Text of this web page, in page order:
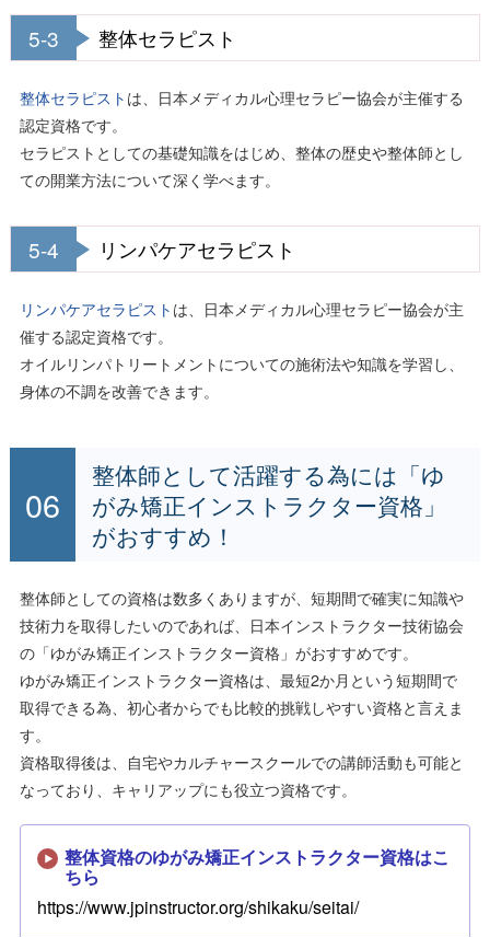
5-3 整体セラピスト
整体セラピストは、日本メディカル心理セラピー協会が主催する
認定資格です。
セラピストとしての基礎知識をはじめ、整体の歴史や整体師とし
ての開業方法について深く学べます。
5-4 リンパケアセラピスト
リンパケアセラピストは、日本メディカル心理セラピー協会が主
催する認定資格です。
オイルリンパトリートメントについての施術法や知識を学習し、
身体の不調を改善できます。
整体師として活躍する為には「ゆ
がみ矯正インストラクター資格」
がおすすめ！
整体師としての資格は数多くありますが、短期間で確実に知識や
技術力を取得したいのであれば、日本インストラクター技術協会
の「ゆがみ矯正インストラクター資格」がおすすめです。
ゆがみ矯正インストラクター資格は、最短2か月という短期間で
取得できる為、初心者からでも比較的挑戦しやすい資格と言えま
す。
資格取得後は、自宅やカルチャースクールでの講師活動も可能と
なっており、キャリアップにも役立つ資格です。
整体資格のゆがみ矯正インストラクター資格はこ
ちら
https://www.jpinstructor.org/shikaku/seitai/